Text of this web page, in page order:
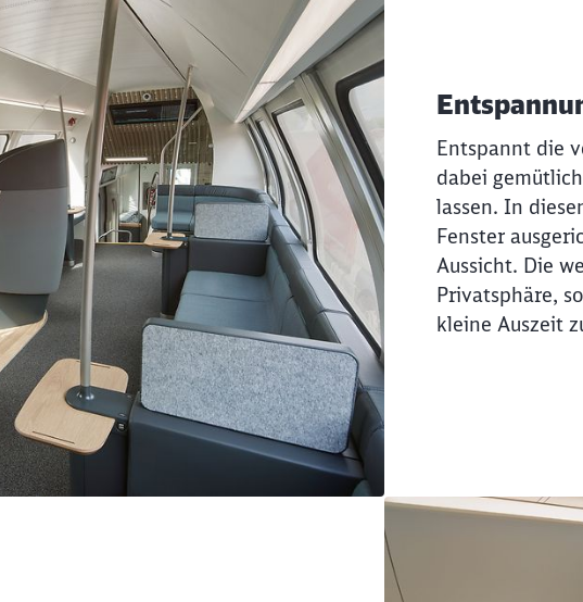
Entspannt die
dabei
lassen. In
Fenster
Aussicht. Die
Privatsphäre,
kleine Auszeit
Möchten Sie zu weitergeleitet werden?
Abbrechen